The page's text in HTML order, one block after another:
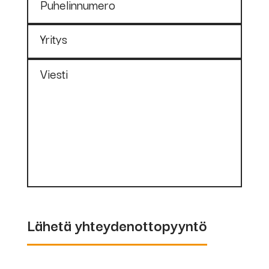
0,07
%
0,28
%
%
%
%
Koodi
16001
3,2 x
1,5/15
Puhelinnumero
Yritys
Viesti
Lähetä yhteydenottopyyntö